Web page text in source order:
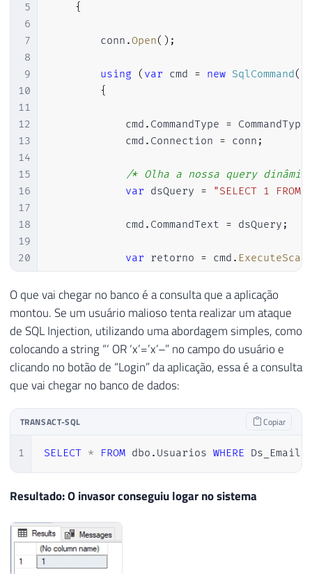
5
6
7
8
9
10
11
12
13
14
15
16
17
18
19
20
21
22
23
24
25
27
28
29
30
32
33
34
{
        conn
.Open( ) ;
using ( var cmd = new SqlCommand(
{
            cmd
. CommandType = CommandType
            cmd
. Connection = conn ;
/* Olha a nossa query
var dsQuery = "SELECT 1
            cmd
. CommandText = dsQuery ;
var retorno = cmd .
if ( retorno != null &&
                Login
.autenticaUsuario(
else
                Login
retornaErro ( )
}
}
}
{
    Retorno
.Erro("Erro : " + e.Message);
}
O que vai chegar no banco é a consulta que a aplicação
montou. Se um usuário malioso tenta realizar um ataque
de SQL Injection, utilizando uma abordagem simples, como
colocando a string “‘ OR ‘x’=’x’–” no campo do usuário e
clicando no botão de “Login” da aplicação, essa é a consulta
que vai chegar no banco de dados:
TRANSACT-SQL Copiar
1 SELECT * FROM dbo . Usuarios WHERE Ds_Email
Resultado: O invasor conseguiu logar no sistema